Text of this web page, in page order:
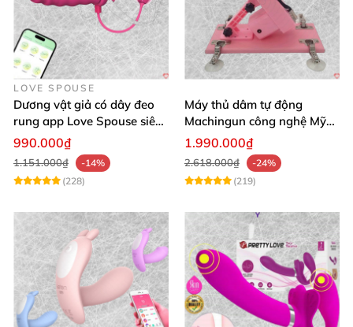
LOVE SPOUSE
Dương vật giả có dây đeo
rung app Love Spouse siêu
kích thích cho Les
990.000₫
1.151.000₫
-14%
(228)
Máy thủ dâm tự động
Machingun công nghệ Mỹ
kích thích cực mạnh
1.990.000₫
2.618.000₫
-24%
(219)